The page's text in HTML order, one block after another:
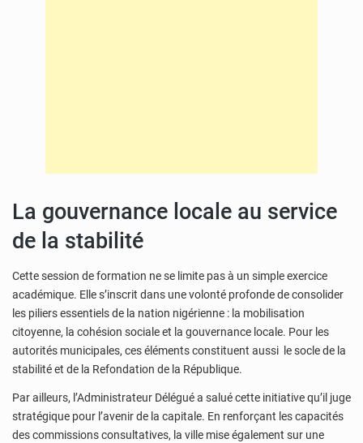
La gouvernance locale au service
de la stabilité
Cette session de formation ne se limite pas à un simple exercice
académique. Elle s’inscrit dans une volonté profonde de consolider
les piliers essentiels de la nation nigérienne : la mobilisation
citoyenne, la cohésion sociale et la gouvernance locale. Pour les
autorités municipales, ces éléments constituent aussi le socle de la
stabilité et de la Refondation de la République.
Par ailleurs, l’Administrateur Délégué a salué cette initiative qu’il juge
stratégique pour l’avenir de la capitale. En renforçant les capacités
des commissions consultatives, la ville mise également sur une